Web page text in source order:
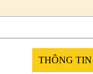
THÔNG TIN